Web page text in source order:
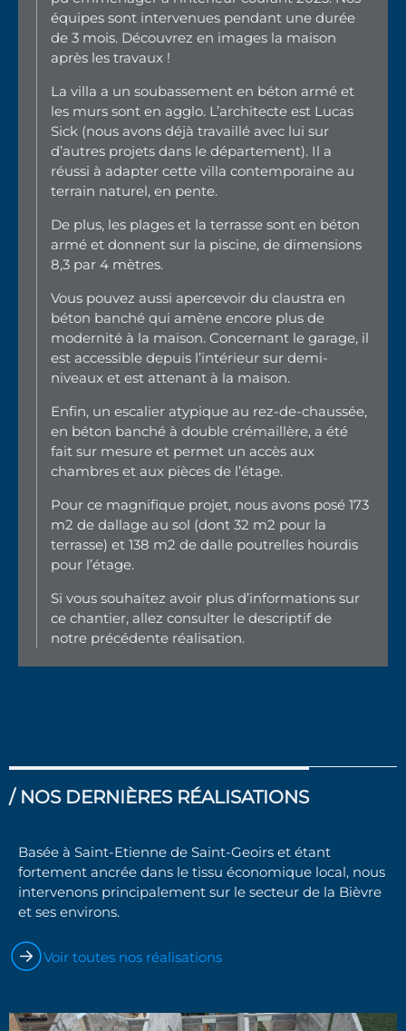
équipes sont intervenues pendant une durée
de 3 mois. Découvrez en images la maison
après les travaux !
La villa a un soubassement en béton armé et
les murs sont en agglo. L’architecte est Lucas
Sick (nous avons déjà travaillé avec lui sur
d’autres projets dans le département). Il a
réussi à adapter cette villa contemporaine au
terrain naturel, en pente.
De plus, les plages et la terrasse sont en béton
armé et donnent sur la piscine, de dimensions
8,3 par 4 mètres.
Vous pouvez aussi apercevoir du claustra en
béton banché qui amène encore plus de
modernité à la maison. Concernant le garage, il
est accessible depuis l’intérieur sur demi-
niveaux et est attenant à la maison.
Enfin, un escalier atypique au rez-de-chaussée,
en béton banché à double crémaillère, a été
fait sur mesure et permet un accès aux
chambres et aux pièces de l’étage.
Pour ce magnifique projet, nous avons posé 173
m2 de dallage au sol (dont 32 m2 pour la
terrasse) et 138 m2 de dalle poutrelles hourdis
pour l’étage.
Si vous souhaitez avoir plus d’informations sur
ce chantier, allez consulter le descriptif de
notre précédente réalisation.
/ NOS DERNIÈRES RÉALISATIONS
Basée à Saint-Etienne de Saint-Geoirs et étant
fortement ancrée dans le tissu économique local, nous
intervenons principalement sur le secteur de la Bièvre
et ses environs.
Voir toutes nos réalisations